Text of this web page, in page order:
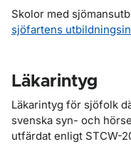
Skolor med
sjöfartens
Läkarintyg
Läkarintyg för sjöfolk
svenska syn- och
utfärdat enligt STCW-